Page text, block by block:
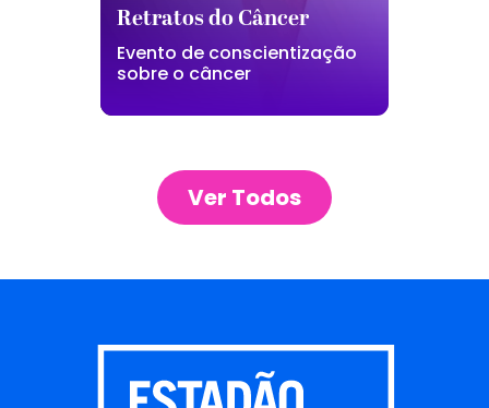
Retratos do Câncer
Evento de conscientização
sobre o câncer
Ver Todos